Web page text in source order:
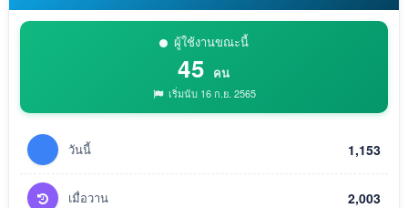
ผู้ใช้งานขณะนี้
45 คน
เริ่มนับ 16 ก.ย. 2565
วันนี้ 1,153
เมื่อวาน 2,003